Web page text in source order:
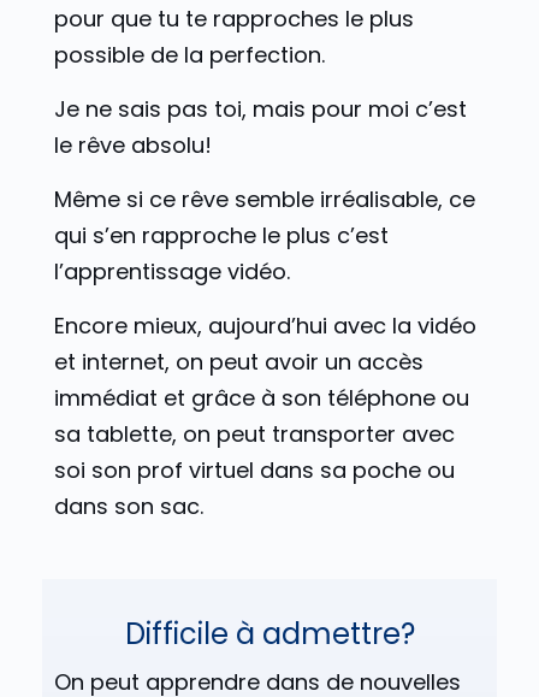
pour que tu te rapproches le plus
possible de la perfection.
Je ne sais pas toi, mais pour moi c’est
le rêve absolu!
Même si ce rêve semble irréalisable, ce
qui s’en rapproche le plus c’est
l’apprentissage vidéo.
Encore mieux, aujourd’hui avec la vidéo
et internet, on peut avoir un accès
immédiat et grâce à son téléphone ou
sa tablette, on peut transporter avec
soi son prof virtuel dans sa poche ou
dans son sac.
Difficile à admettre?
On peut apprendre dans de nouvelles